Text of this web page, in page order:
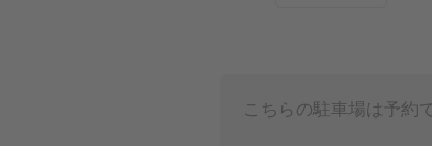
こちらの駐車場は予約